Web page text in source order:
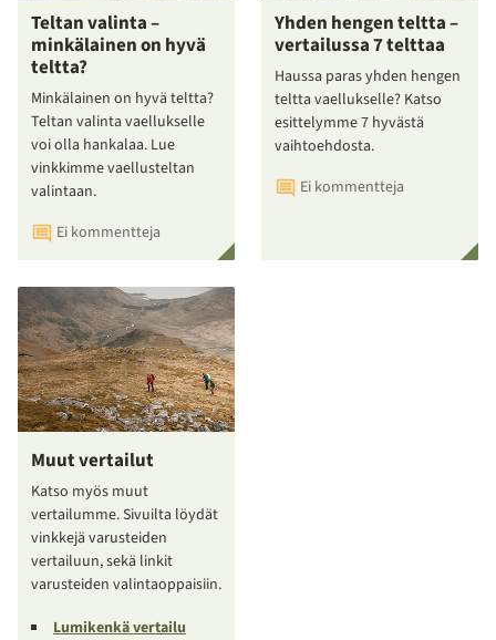
Teltan valinta –
minkälainen on hyvä
teltta?
Minkälainen on hyvä teltta?
Teltan valinta vaellukselle
voi olla hankalaa. Lue
vinkkimme vaellusteltan
valintaan.
Ei kommentteja
Yhden hengen teltta –
vertailussa 7 telttaa
Haussa paras yhden hengen
teltta vaellukselle? Katso
esittelymme 7 hyvästä
vaihtoehdosta.
Ei kommentteja
Muut vertailut
Katso myös muut
vertailumme. Sivuilta löydät
vinkkejä varusteiden
vertailuun, sekä linkit
varusteiden valintaoppaisiin.
Lumikenkä vertailu